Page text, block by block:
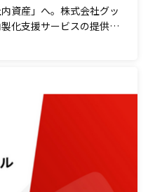
資産」へ。株式会社グッ
化支援サービスの提供を